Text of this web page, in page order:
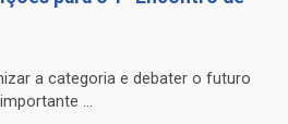
a categoria e debater o futuro
...